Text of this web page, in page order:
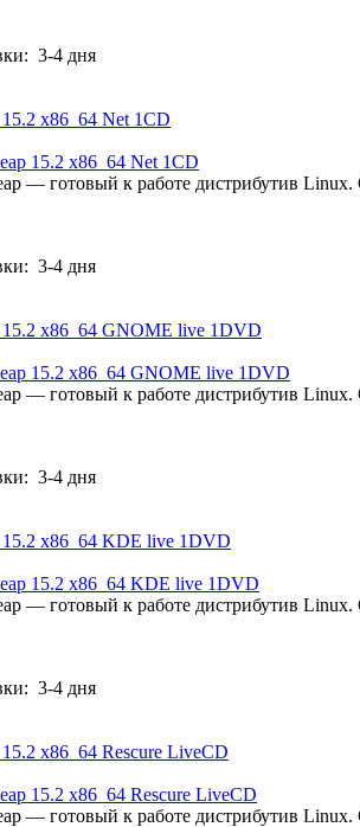
3-4 дня
15.2 x86_64 Net 1CD
— готовый к работе дистрибутив
3-4 дня
15.2 x86_64 GNOME live 1DVD
— готовый к работе дистрибутив
3-4 дня
15.2 x86_64 KDE live 1DVD
— готовый к работе дистрибутив
3-4 дня
15.2 x86_64 Rescure LiveCD
— готовый к работе дистрибутив